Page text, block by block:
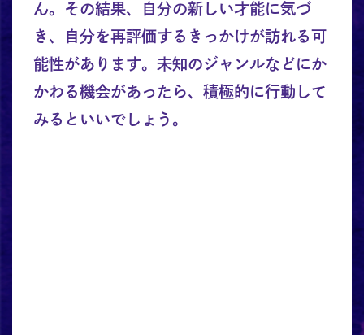
ん。その結果、自分の新しい才能に気づ
き、自分を再評価するきっかけが訪れる可
能性があります。未知のジャンルなどにか
かわる機会があったら、積極的に行動して
みるといいでしょう。